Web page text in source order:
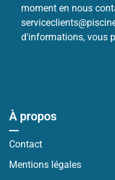
moment en nous
d'informations, vous
À propos
Contact
Mentions légales